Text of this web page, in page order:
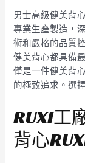
男士高級健美背
專業生產製造，
術和嚴格的品質
健美背心都具備
僅是一件健美背
的極致追求。選
RUXI工
背心